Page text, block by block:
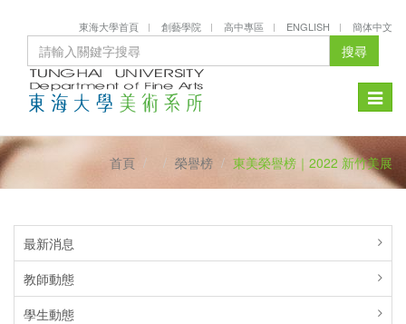
東海大學首頁 創藝學院 高中專區 ENGLISH 簡体中文
搜尋
Toggle
首頁 榮譽榜 東美榮譽榜｜2022 新竹美展
最新消息
教師動態
學生動態